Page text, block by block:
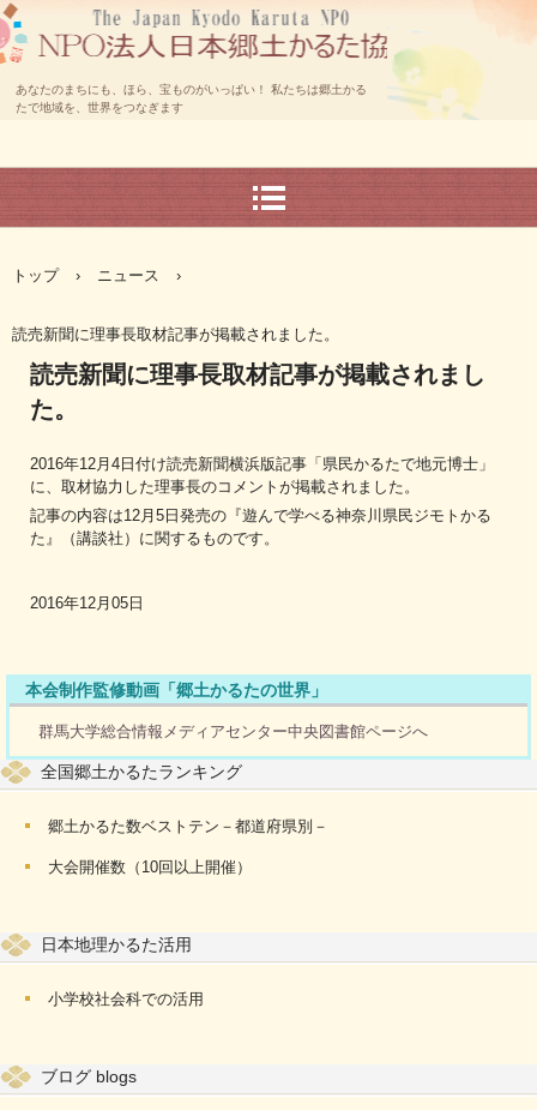
あなたのまちにも、ほら、宝ものがいっぱい！ 私たちは郷土かる
たで地域を、世界をつなぎます
トップ › ニュース ›
読売新聞に理事長取材記事が掲載されました。
読売新聞に理事長取材記事が掲載されまし
た。
2016年12月4日付け読売新聞横浜版記事「県民かるたで地元博士」
に、取材協力した理事長のコメントが掲載されました。
記事の内容は12月5日発売の『遊んで学べる神奈川県民ジモトかる
た』（講談社）に関するものです。
2016年12月05日
本会制作監修動画「郷土かるたの世界」
群馬大学総合情報メディアセンター中央図書館ページへ
全国郷土かるたランキング
郷土かるた数ベストテン－都道府県別－
大会開催数（10回以上開催）
日本地理かるた活用
小学校社会科での活用
ブログ blogs